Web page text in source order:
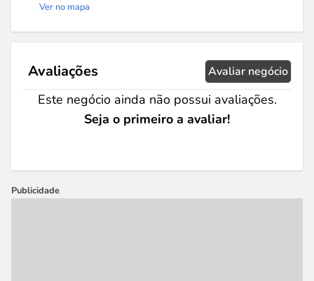
Ver no mapa
Avaliações Avaliar negócio
Este negócio ainda não possui avaliações.
Seja o primeiro a avaliar!
Publicidade